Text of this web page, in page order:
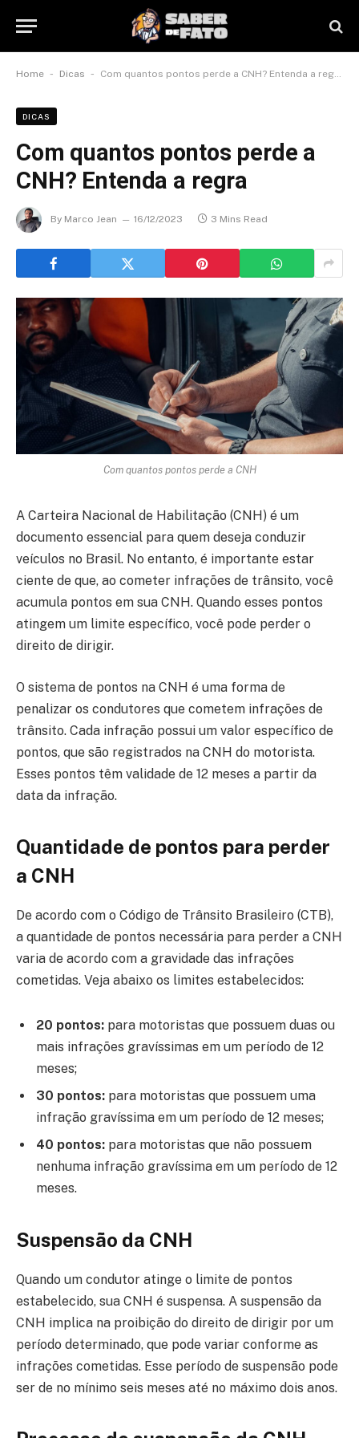
Home - Dicas - Com quantos pontos perde a CNH? Entenda a regra
DICAS
Com quantos pontos perde a
CNH? Entenda a regra
By Marco Jean 16/12/2023 3 Mins Read
Com quantos pontos perde a CNH
A Carteira Nacional de Habilitação (CNH) é um
documento essencial para quem deseja conduzir
veículos no Brasil. No entanto, é importante estar
ciente de que, ao cometer infrações de trânsito, você
acumula pontos em sua CNH. Quando esses pontos
atingem um limite específico, você pode perder o
direito de dirigir.
O sistema de pontos na CNH é uma forma de
penalizar os condutores que cometem infrações de
trânsito. Cada infração possui um valor específico de
pontos, que são registrados na CNH do motorista.
Esses pontos têm validade de 12 meses a partir da
data da infração.
Quantidade de pontos para perder
a CNH
De acordo com o Código de Trânsito Brasileiro (CTB),
a quantidade de pontos necessária para perder a CNH
varia de acordo com a gravidade das infrações
cometidas. Veja abaixo os limites estabelecidos:
20 pontos: para motoristas que possuem duas ou
mais infrações gravíssimas em um período de 12
meses;
30 pontos: para motoristas que possuem uma
infração gravíssima em um período de 12 meses;
40 pontos: para motoristas que não possuem
nenhuma infração gravíssima em um período de 12
meses.
Suspensão da CNH
Quando um condutor atinge o limite de pontos
estabelecido, sua CNH é suspensa. A suspensão da
CNH implica na proibição do direito de dirigir por um
período determinado, que pode variar conforme as
infrações cometidas. Esse período de suspensão pode
ser de no mínimo seis meses até no máximo dois anos.